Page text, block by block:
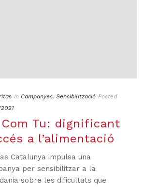
In Campanyes, Sensibilització Posted
Tu: dignificant
a l’alimentació
Catalunya impulsa una
per sensibilitzar a la
sobre les dificultats que